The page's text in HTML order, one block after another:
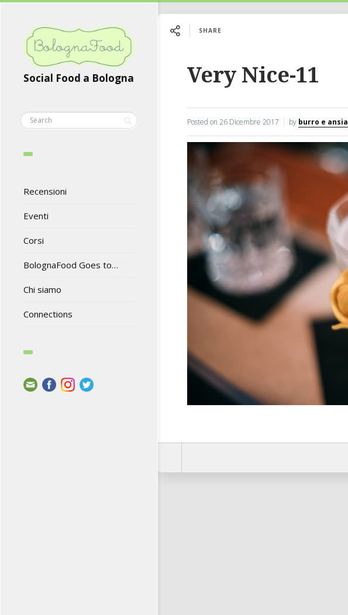
Social Food a Bologna
Recensioni
Eventi
Corsi
BolognaFood Goes to…
Chi siamo
Connections
SHARE
Very Nice-11
Posted on 26 Dicembre 2017 by burro e ansia